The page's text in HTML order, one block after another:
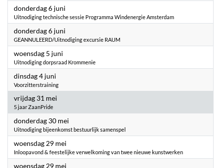
donderdag 6 juni
Uitnodiging technische sessie Programma Windenergie Amsterdam
donderdag 6 juni
GEANNULEERD/Uitnodiging excursie RAUM
woensdag 5 juni
Uitnodiging dorpsraad Krommenie
dinsdag 4 juni
Voorzitterstraining
vrijdag 31 mei
5 jaar ZaanPride
donderdag 30 mei
Uitnodiging bijeenkomst bestuurlijk samenspel
woensdag 29 mei
Inloopavond & feestelijke verwelkoming van twee nieuwe kunstwerken
woensdag 29 mei